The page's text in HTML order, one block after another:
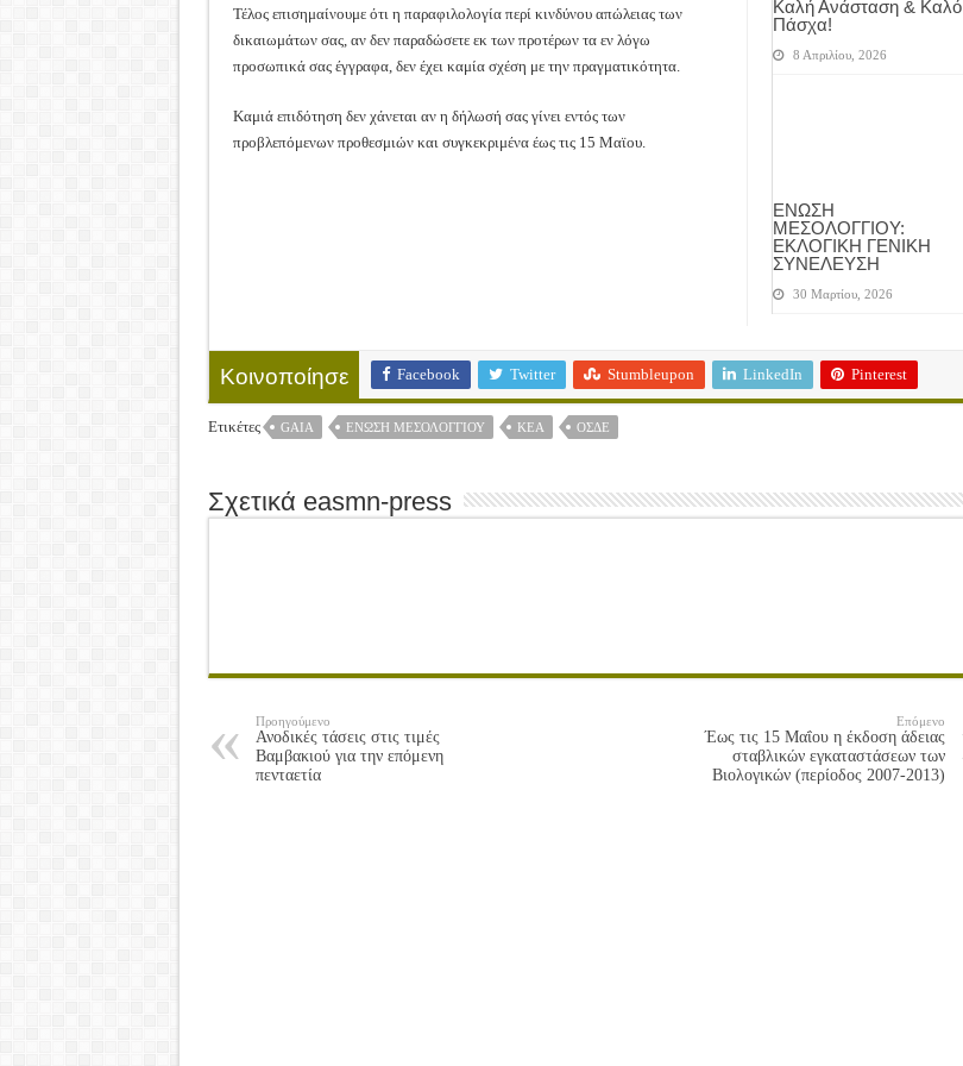
Καλή Ανάσταση & Καλό
Πάσχα!
8 Απριλίου, 2026
ΕΝΩΣΗ
ΜΕΣΟΛΟΓΓΙΟΥ:
ΕΚΛΟΓΙΚΗ ΓΕΝΙΚΗ
ΣΥΝΕΛΕΥΣΗ
30 Μαρτίου, 2026
Τέλος επισημαίνουμε ότι η παραφιλολογία περί κινδύνου απώλειας των
δικαιωμάτων σας, αν δεν παραδώσετε εκ των προτέρων τα εν λόγω
προσωπικά σας έγγραφα, δεν έχει καμία σχέση με την πραγματικότητα.
Καμιά επιδότηση δεν χάνεται αν η δήλωσή σας γίνει εντός των
προβλεπόμενων προθεσμιών και συγκεκριμένα έως τις 15 Μαϊου.
Κοινοποίησε Facebook Twitter Stumbleupon LinkedIn Pinterest
Ετικέτες GAIA ΈΝΩΣΗ ΜΕΣΟΛΟΓΓΊΟΥ ΚΕΑ ΟΣΔΕ
Σχετικά easmn-press
Προηγούμενο
Ανοδικές τάσεις στις τιμές
Βαμβακιού για την επόμενη
πενταετία
Επόμενο
Έως τις 15 Μαΐου η έκδοση άδειας
σταβλικών εγκαταστάσεων των
Βιολογικών (περίοδος 2007-2013)